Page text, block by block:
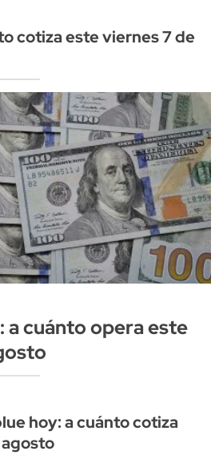
cotiza este viernes 7 de
a cuánto opera este
hoy: a cuánto cotiza